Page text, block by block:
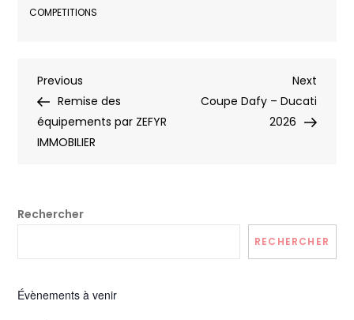
COMPETITIONS
Navigation
de
Previous
Post
Previous
Remise des
équipements par ZEFYR
IMMOBILIER
Next
Post
Next
Coupe Dafy – Ducati
2026
Rechercher
RECHERCHER
Évènements à venir